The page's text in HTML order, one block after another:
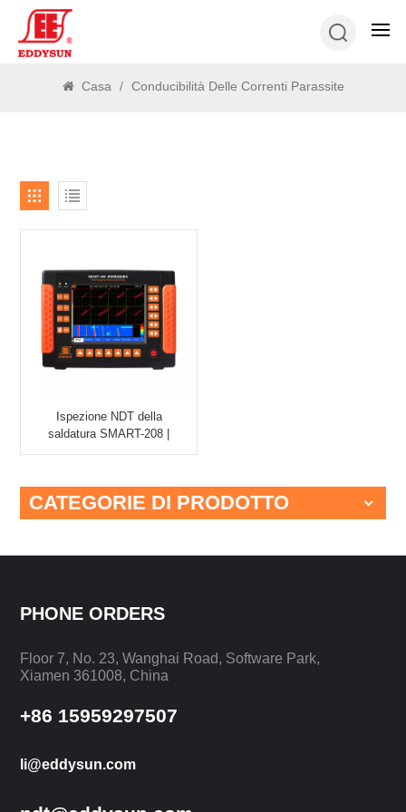
Casa / Conducibilità Delle Correnti Parassite
Ispezione NDT della
saldatura SMART-208 |
CATEGORIE DI PRODOTTO
PHONE ORDERS
Floor 7, No. 23, Wanghai Road, Software Park,
Xiamen 361008, China
+86 15959297507
li@eddysun.com